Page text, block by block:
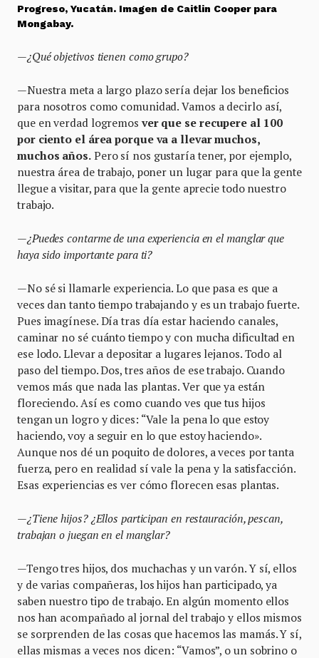
Progreso, Yucatán. Imagen de Caitlin Cooper para
Mongabay.
—¿Qué objetivos tienen como grupo?
—Nuestra meta a largo plazo sería dejar los beneficios
para nosotros como comunidad. Vamos a decirlo así,
que en verdad logremos ver que se recupere al 100
por ciento el área porque va a llevar muchos,
muchos años.Pero sí nos gustaría tener, por ejemplo,
nuestra área de trabajo, poner un lugar para que la gente
llegue a visitar, para que la gente aprecie todo nuestro
trabajo.
—¿Puedes contarme de una experiencia en el manglar que
haya sido importante para ti?
—No sé si llamarle experiencia. Lo que pasa es que a
veces dan tanto tiempo trabajando y es un trabajo fuerte.
Pues imagínese. Día tras día estar haciendo canales,
caminar no sé cuánto tiempo y con mucha dificultad en
ese lodo. Llevar a depositar a lugares lejanos. Todo al
paso del tiempo. Dos, tres años de ese trabajo. Cuando
vemos más que nada las plantas. Ver que ya están
floreciendo. Así es como cuando ves que tus hijos
tengan un logro y dices: “Vale la pena lo que estoy
haciendo, voy a seguir en lo que estoy haciendo».
Aunque nos dé un poquito de dolores, a veces por tanta
fuerza, pero en realidad sí vale la pena y la satisfacción.
Esas experiencias es ver cómo florecen esas plantas.
—¿Tiene hijos? ¿Ellos participan en restauración, pescan,
trabajan o juegan en el manglar?
—Tengo tres hijos, dos muchachas y un varón. Y sí, ellos
y de varias compañeras, los hijos han participado, ya
saben nuestro tipo de trabajo. En algún momento ellos
nos han acompañado al jornal del trabajo y ellos mismos
se sorprenden de las cosas que hacemos las mamás. Y sí,
ellas mismas a veces nos dicen: “Vamos”, o un sobrino o